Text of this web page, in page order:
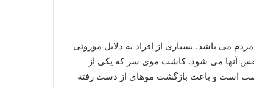
می باشد. بسیاری از افراد به دلایل موروثی
آنها می شود. کاشت موی سر که یکی از
است و باعث بازگشت موهای از دست رفته